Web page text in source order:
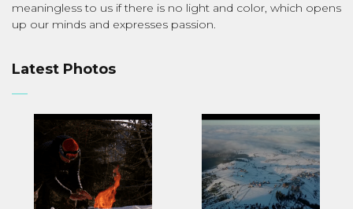
meaningless to us if there is no light and color, which opens
up our minds and expresses passion.
Latest Photos